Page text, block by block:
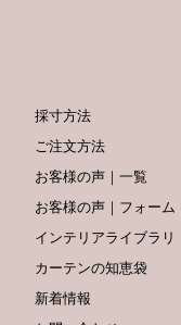
採寸方法
ご注文方法
お客様の声｜一覧
お客様の声｜フォーム
インテリアライブラリ
カーテンの知恵袋
新着情報